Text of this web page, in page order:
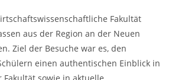
Fakultät
aus der Region an der Neuen
Ziel der Besuche war es, den
einen authentischen Einblick in